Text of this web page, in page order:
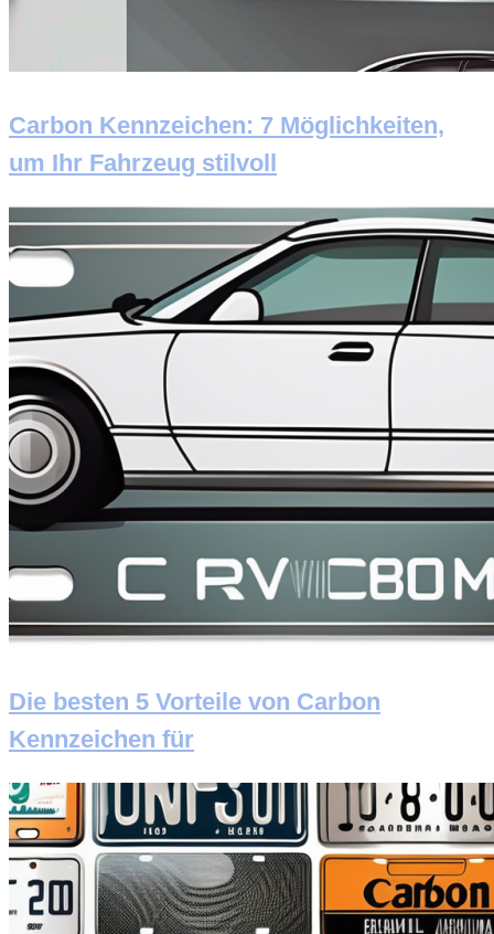
Carbon Kennzeichen: 7 Möglichkeiten,
um Ihr Fahrzeug stilvoll
Die besten 5 Vorteile von Carbon
Kennzeichen für